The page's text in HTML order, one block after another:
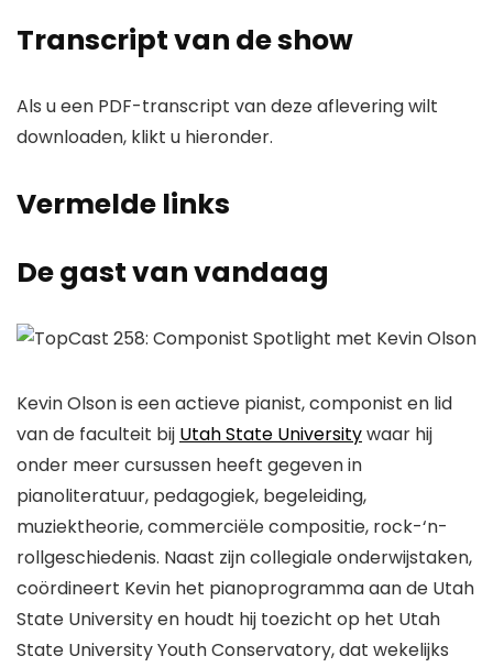
Transcript van de show
Als u een PDF-transcript van deze aflevering wilt
downloaden, klikt u hieronder.
Vermelde links
De gast van vandaag
Kevin Olson is een actieve pianist, componist en lid
van de faculteit bij Utah State Universitywaar hij
onder meer cursussen heeft gegeven in
pianoliteratuur, pedagogiek, begeleiding,
muziektheorie, commerciële compositie, rock-‘n-
rollgeschiedenis. Naast zijn collegiale onderwijstaken,
coördineert Kevin het pianoprogramma aan de Utah
State University en houdt hij toezicht op het Utah
State University Youth Conservatory, dat wekelijks